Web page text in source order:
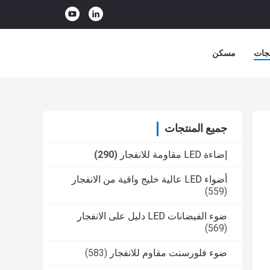
مسكن
جميع المنتجات
إضاءة LED مقاومة للانفجار (290)
أضواء LED عالية خليج واقية من الانفجار
(559)
ضوء الفيضانات LED دليل على الانفجار
(569)
ضوء فلورسنت مقاوم للانفجار (583)